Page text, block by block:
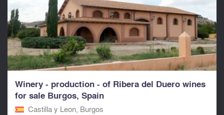
Winery - production - of Ribera del Duero wines
for sale Burgos, Spain
Castilla y Leon, Burgos